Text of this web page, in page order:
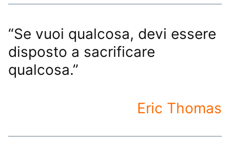
“Se vuoi qualcosa, devi essere
disposto a sacrificare
qualcosa.”
Eric Thomas